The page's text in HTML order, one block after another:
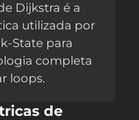
Dijkstra é a
utilizada por
State para
completa
loops.
de